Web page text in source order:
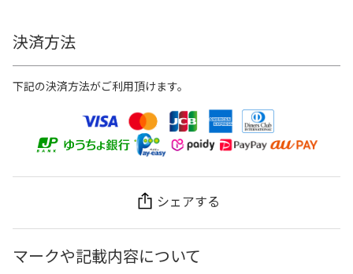
決済方法
下記の決済方法がご利用頂けます。
シェアする
マークや記載内容について